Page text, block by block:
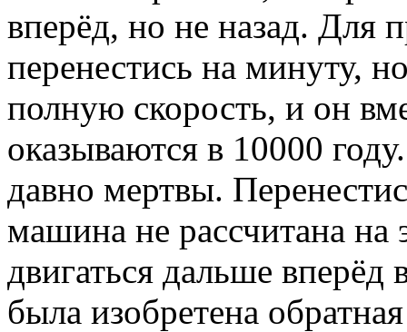
вперёд, но не назад. Для
перенестись на минуту,
полную скорость, и он
оказываются в 10000
давно мертвы.
машина не рассчитана
двигаться дальше вперёд
была изобретена